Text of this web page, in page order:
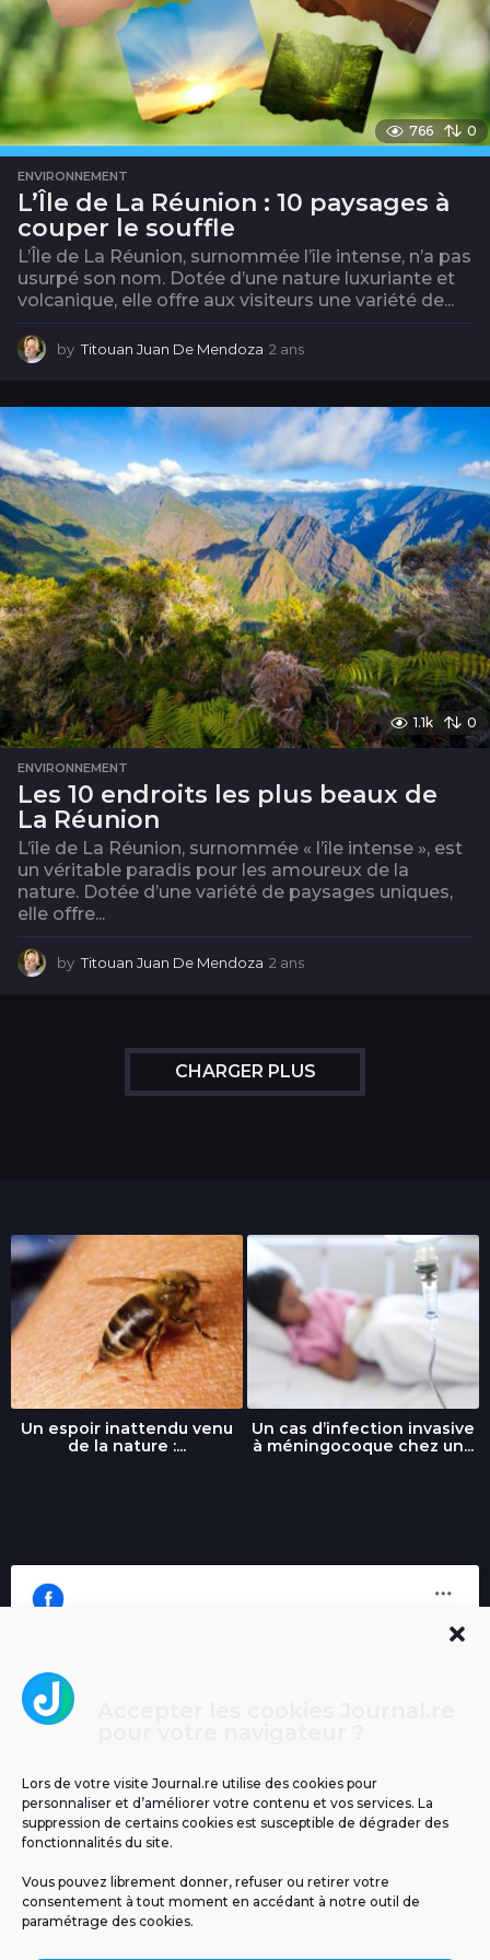
Lors de votre visite Journal.re utilise des cookies pour
personnaliser et d’améliorer votre contenu et vos services. La
suppression de certains cookies est susceptible de dégrader des
fonctionnalités du site.
Vous pouvez librement donner, refuser ou retirer votre
consentement à tout moment en accédant à notre outil de
paramétrage des cookies.
766 0
ENVIRONNEMENT
L’Île de La Réunion : 10 paysages à
couper le souffle
L’Île de La Réunion, surnommée l’île intense, n’a pas
usurpé son nom. Dotée d’une nature luxuriante et
volcanique, elle offre aux visiteurs une variété de...
by Titouan Juan De Mendoza 2 ans
s
1.1k 0
ENVIRONNEMENT
Les 10 endroits les plus beaux de
La Réunion
L’île de La Réunion, surnommée « l’île intense », est
un véritable paradis pour les amoureux de la
nature. Dotée d’une variété de paysages uniques,
elle offre...
by Titouan Juan De Mendoza 2 ans
CHARGER PLUS
Un espoir inattendu venu
de la nature :...
Un cas d’infection invasive
à méningocoque chez un...